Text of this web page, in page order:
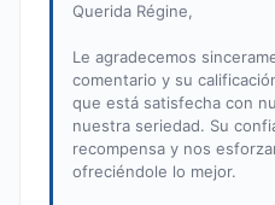
Querida Régine,
Le agradecemos
comentario y su
que está satisfecha con
nuestra seriedad. Su
recompensa y nos
ofreciéndole lo mejor.